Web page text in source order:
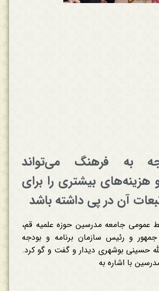
به فرهنگ می‌تواند
بیشتری را برای
آن در پی داشته باشد
عمومی جامعه مدرسین حوزه علمیه قم،
و رئیس سازمان برنامه و بودجه
حسینی بوشهری دیدار و گفت و گو کرد.
با اشاره به